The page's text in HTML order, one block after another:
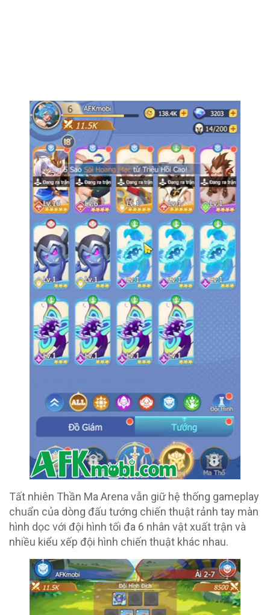
Tất nhiên Thần Ma Arena vẫn giữ hệ thống gameplay
chuẩn của dòng đấu tướng chiến thuật rảnh tay màn
hình dọc với đội hình tối đa 6 nhân vật xuất trận và
nhiều kiểu xếp đội hình chiến thuật khác nhau.